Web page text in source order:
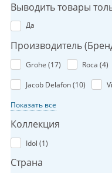
Выводить товары
Да
Производитель
Grohe (17) Roca (4)
Jacob Delafon (10)
Показать все
Коллекция
Idol (1)
Страна